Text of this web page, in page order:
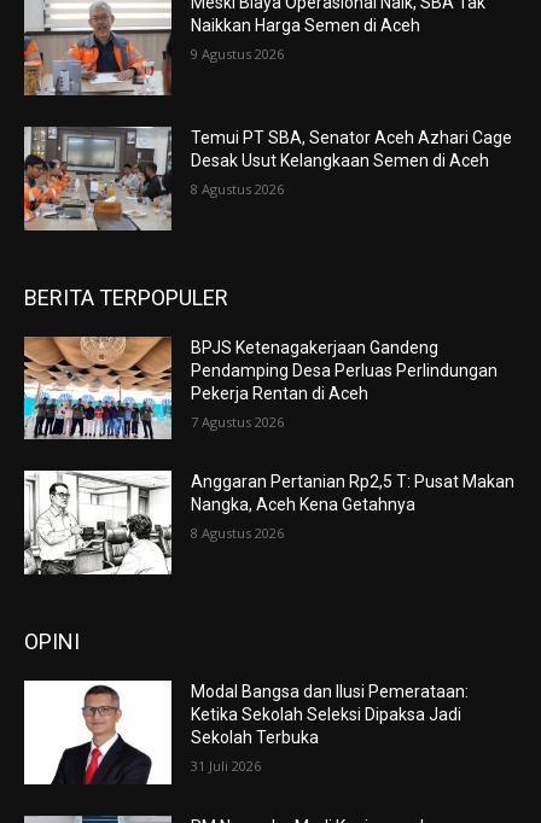
Naikkan Harga Semen di Aceh
9 Agustus 2026
Temui PT SBA, Senator Aceh Azhari Cage
Desak Usut Kelangkaan Semen di Aceh
8 Agustus 2026
BERITA TERPOPULER
BPJS Ketenagakerjaan Gandeng
Pendamping Desa Perluas Perlindungan
Pekerja Rentan di Aceh
7 Agustus 2026
Anggaran Pertanian Rp2,5 T: Pusat Makan
Nangka, Aceh Kena Getahnya
8 Agustus 2026
OPINI
Modal Bangsa dan Ilusi Pemerataan:
Ketika Sekolah Seleksi Dipaksa Jadi
Sekolah Terbuka
31 Juli 2026